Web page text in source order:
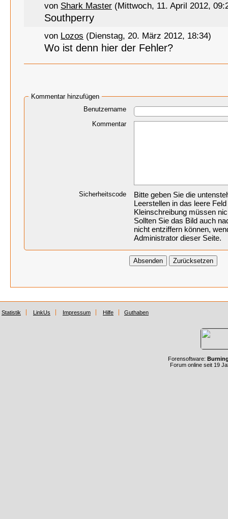
von Shark Master (Mittwoch, 11. April 2012,
Southperry
von Lozos (Dienstag, 20. März 2012, 18:34)
Wo ist denn hier der Fehler?
Kommentar hinzufügen
Benutzername
Kommentar
Sicherheitscode
Bitte geben Sie die
Leerstellen in das leere
Kleinschreibung müssen
Sollten Sie das Bild auch
nicht entziffern können,
Administrator dieser Seite.
Statistik LinkUs Impressum Hilfe Guthaben
Forensoftware:
Forum online seit 19